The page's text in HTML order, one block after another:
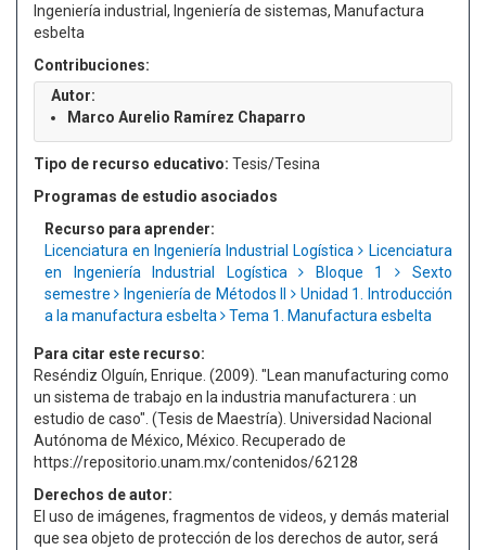
Ingeniería industrial, Ingeniería de sistemas, Manufactura
esbelta
Contribuciones:
Autor:
Marco Aurelio Ramírez Chaparro
Tipo de recurso educativo: Tesis/Tesina
Programas de estudio asociados
Recurso para aprender:
Licenciatura en Ingeniería Industrial Logística
Licenciatura
en Ingeniería Industrial Logística
Bloque 1
Sexto
semestre
Ingeniería de Métodos II
Unidad 1. Introducción
a la manufactura esbelta
Tema 1. Manufactura esbelta
Para citar este recurso:
Reséndiz Olguín, Enrique. (2009). "Lean manufacturing como
un sistema de trabajo en la industria manufacturera : un
estudio de caso". (Tesis de Maestría). Universidad Nacional
Autónoma de México, México. Recuperado de
https://repositorio.unam.mx/contenidos/62128
Derechos de autor:
El uso de imágenes, fragmentos de videos, y demás material
que sea objeto de protección de los derechos de autor, será